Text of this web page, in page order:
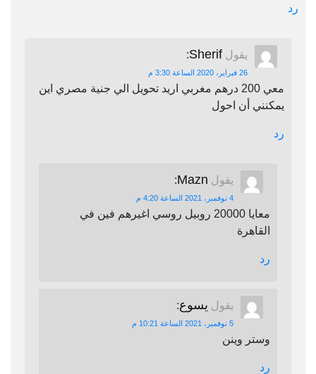
رد
يقول Sherif
:
26 فبراير، 2020 الساعة 3:30 م
معي 200 درهم مغربي اريد تحويل الي جنية مصري اين
يمكنني أن احول
رد
يقول Mazn
:
4 نوفمبر، 2021 الساعة 4:20 م
معايا 20000 روبيل روسي اغيرهم فين في
القاهرة
رد
يقول يسوع:
5 نوفمبر، 2021 الساعة 10:21 م
وستر وينن
رد